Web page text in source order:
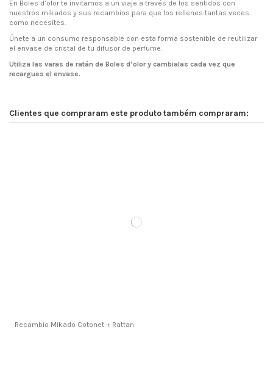
En Boles d’olor te invitamos a un viaje a través de los sentidos con
nuestros mikados y sus recambios para que los rellenes tantas veces
como necesites.
Únete a un consumo responsable con esta forma sostenible de reutilizar
el envase de cristal de tu difusor de perfume.
Utiliza las varas de ratán de Boles d’olor y cambialas cada vez que
recargues el envase.
Clientes que compraram este produto também compraram:
Recambio Mikado Cotonet + Rattan